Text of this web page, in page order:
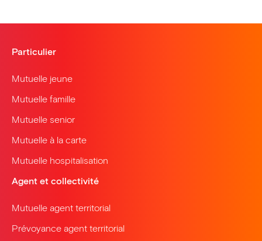
Particulier
Mutuelle jeune
Mutuelle famille
Mutuelle senior
Mutuelle à la carte
Mutuelle hospitalisation
Agent et collectivité
Mutuelle agent territorial
Prévoyance agent territorial